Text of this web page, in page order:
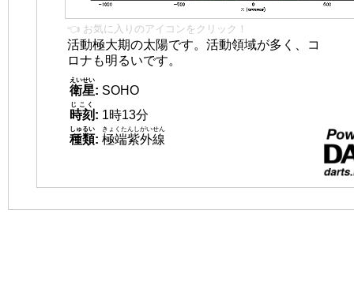
👈 お気に入りのアイコンをクリック！
活動極大期の太陽です。活動領域が多く、コ
ロナも明るいです。
衛星
えいせい
: SOHO
時刻
じこく
: 1時13分
種類
しゅるい
: 極端紫外線
きょくたんしがいせん